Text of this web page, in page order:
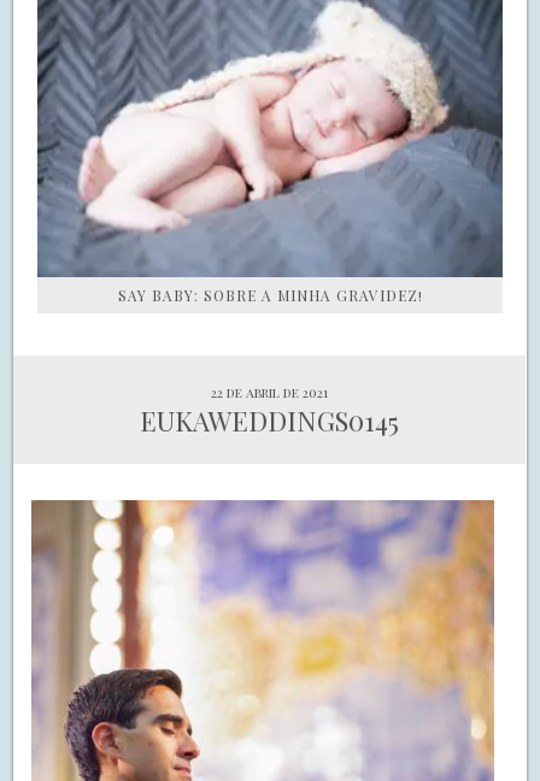
SAY BABY: SOBRE A MINHA GRAVIDEZ!
22 de abril de 2021
EUKAWEDDINGS0145